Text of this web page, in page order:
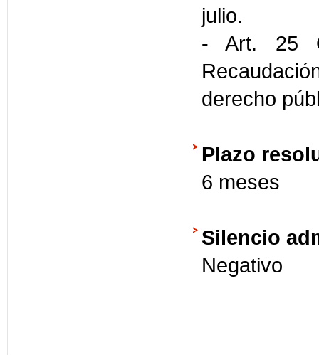
julio.
- Art. 25
derecho
Plazo
6 meses
Silencio
Negativo